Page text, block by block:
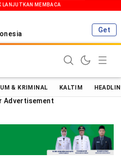
LANJUTKAN MEMBACA
Get
Positif Informasi Terkini!
& KRIMINAL KALTIM